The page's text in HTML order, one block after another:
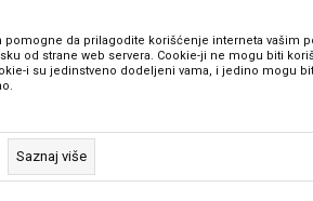
i samih cijena ali ne možemo garantovati da
da su dostupni u svakom trenutku.
na broj 067259021.
, IzradaNB SOFT. Sva prava zadržana.
pomogne da prilagodite korišćenje interneta vašim
od strane web servera. Cookie-ji ne mogu biti
i su jedinstveno dodeljeni vama, i jedino mogu
Saznaj više